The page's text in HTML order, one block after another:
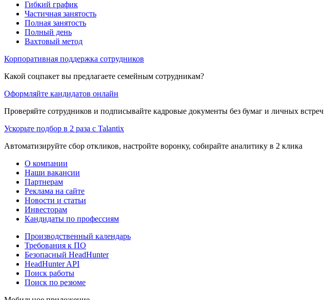
Гибкий график
Частичная занятость
Полная занятость
Полный день
Вахтовый метод
Корпоративная поддержка сотрудников
Какой соцпакет вы предлагаете семейным сотрудникам?
Оформляйте кандидатов онлайн
Проверяйте сотрудников и подписывайте кадровые документы без бумаг и личных встреч
Ускорьте подбор в 2 раза с Talantix
Автоматизируйте сбор откликов, настройте воронку, собирайте аналитику в 2 клика
О компании
Наши вакансии
Партнерам
Реклама на сайте
Новости и статьи
Инвесторам
Кандидаты по профессиям
Производственный календарь
Требования к ПО
Безопасный HeadHunter
HeadHunter API
Поиск работы
Поиск по резюме